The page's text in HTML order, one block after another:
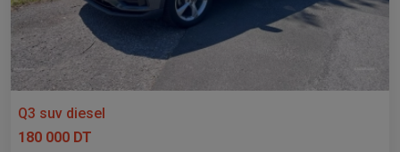
Q3 suv diesel
180 000 DT